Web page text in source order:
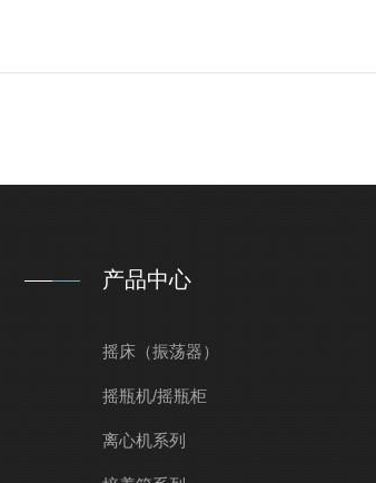
产品中心
摇床（振荡器）
摇瓶机/摇瓶柜
离心机系列